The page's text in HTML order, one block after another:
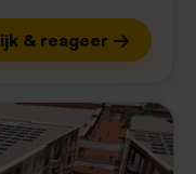
& reageer →